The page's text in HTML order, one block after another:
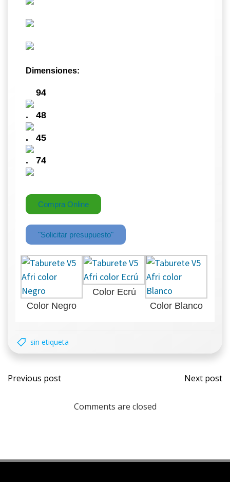
Dimensiones:
94
. 48
. 45
. 74
Compra Online
"Solicitar presupuesto"
Color Negro
Color Ecrú
Color Blanco
sin etiqueta
Previous post Next post
Comments are closed